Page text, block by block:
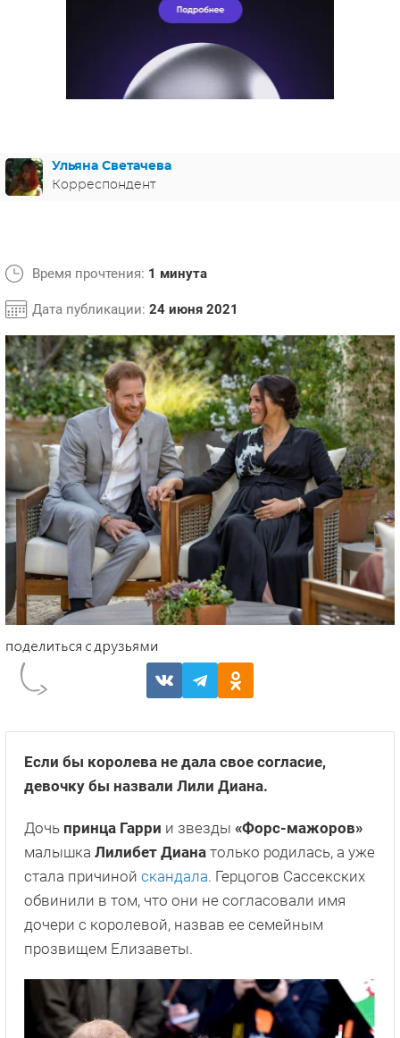
ГЕРМАНИЯ
СПОЙЛЕРЫ ИЗ СЕРИАЛОВ
Ульяна Светачева
Корреспондент
Время прочтения: 1 минута
Дата публикации: 24 июня 2021
Если бы королева не дала свое согласие,
девочку бы назвали Лили Диана.
Дочь принца Гарри и звезды «Форс-мажоров»
малышка Лилибет Диана только родилась, а уже
стала причиной скандала. Герцогов Сассекских
обвинили в том, что они не согласовали имя
дочери с королевой, назвав ее семейным
прозвищем Елизаветы.